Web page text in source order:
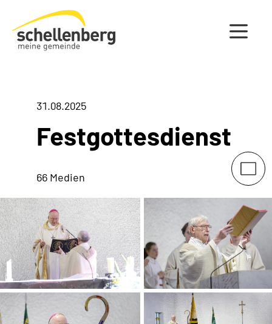
Gemeinde Schellenberg Startseite
31.08.2025
Festgottesdienst
66 Medien